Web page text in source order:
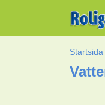
Startsida